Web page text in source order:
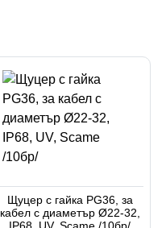
Щуцер с гайка PG36, за
кабел с диаметър Ø22-32,
IP68, UV, Scame /10бр/